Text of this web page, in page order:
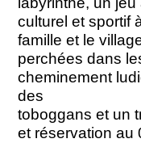
culturel et sportif
famille et le
perchées dans
cheminement
des
toboggans et un
et réservation au